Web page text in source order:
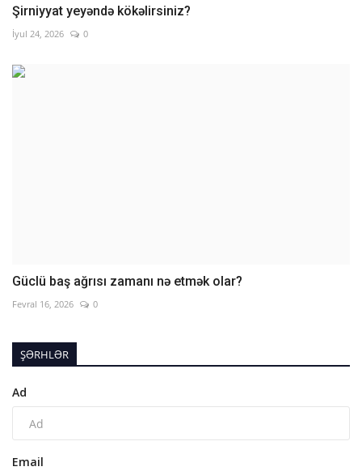
Şirniyyat yeyəndə kökəlirsiniz?
İyul 24, 2026 0
Güclü baş ağrısı zamanı nə etmək olar?
Fevral 16, 2026 0
ŞƏRHLƏR
Ad
Email